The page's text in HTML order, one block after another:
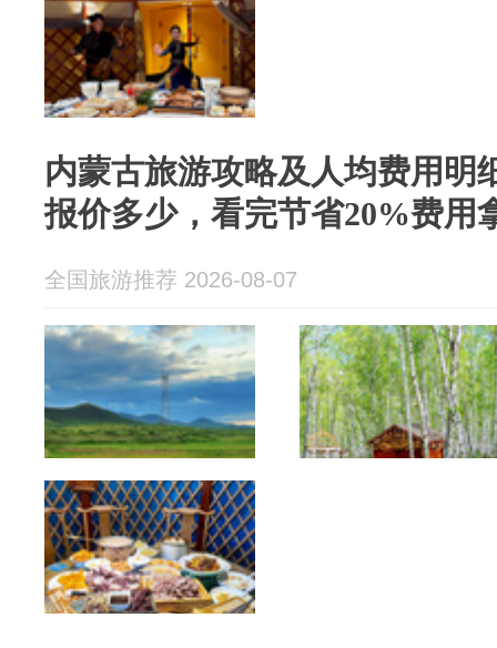
内蒙古旅游攻略及人均费用明
报价多少，看完节省20%费用
全国旅游推荐 2026-08-07